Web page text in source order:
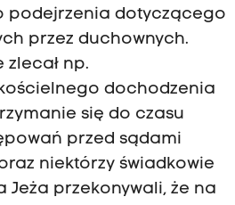
podejrzenia dotyczącego
przez duchownych.
zlecał np.
dochodzenia
się do czasu
przed sądami
niektórzy świadkowie
Jeża przekonywali, że na